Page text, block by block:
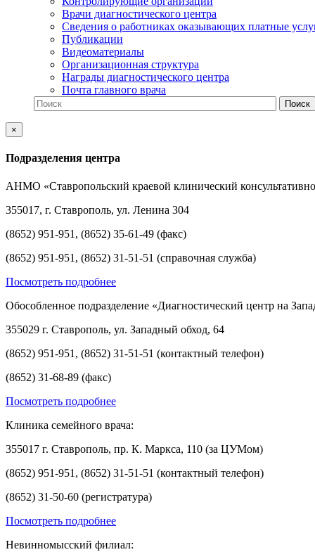
Врачи диагностического центра
Сведения о работниках оказывающих платные
Публикации
Видеоматериалы
Организационная структура
Награды диагностического центра
Почта главного врача
×
Подразделения центра
АНМО «Ставропольский краевой клинический
355017, г. Ставрополь, ул. Ленина 304
(8652) 951-951, (8652) 35-61-49 (факс)
(8652) 951-951, (8652) 31-51-51 (справочная служба)
Посмотреть подробнее
Обособленное подразделение «Диагностический центр на
355029 г. Ставрополь, ул. Западный обход, 64
(8652) 951-951, (8652) 31-51-51 (контактный телефон)
(8652) 31-68-89 (факс)
Посмотреть подробнее
Клиника семейного врача:
355017 г. Ставрополь, пр. К. Маркса, 110 (за ЦУМом)
(8652) 951-951, (8652) 31-51-51 (контактный телефон)
(8652) 31-50-60 (регистратура)
Посмотреть подробнее
Невинномысский филиал: